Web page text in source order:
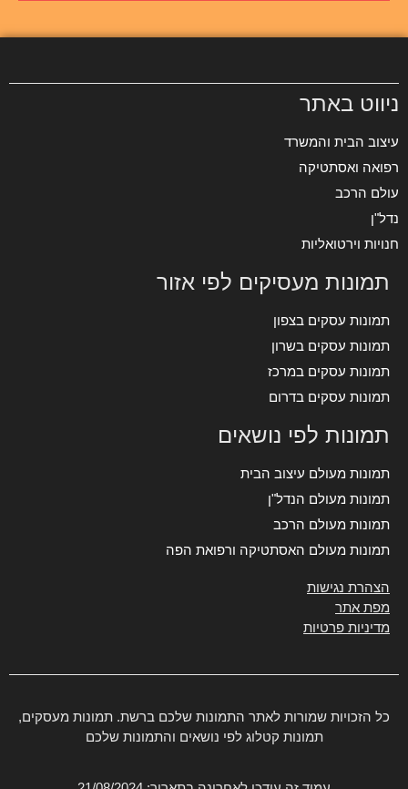
ניווט באתר
עיצוב הבית והמשרד
רפואה ואסתטיקה
עולם הרכב
נדל"ן
חנויות וירטואליות
תמונות מעסיקים לפי אזור
תמונות עסקים בצפון
תמונות עסקים בשרון
תמונות עסקים במרכז
תמונות עסקים בדרום
תמונות לפי נושאים
תמונות מעולם עיצוב הבית
תמונות מעולם הנדל"ן
תמונות מעולם הרכב
תמונות מעולם האסתטיקה ורפואת הפה
הצהרת נגישות
מפת אתר
מדיניות פרטיות
כל הזכויות שמורות לאתר התמונות שלכם ברשת. תמונות מעסקים,
תמונות קטלוג לפי נושאים והתמונות שלכם